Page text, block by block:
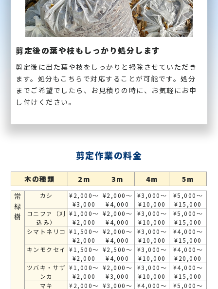
剪定後の葉や枝もしっかり処分します
剪定後に出た葉や枝をしっかりと掃除させていただき
ます。処分もこちらで対応することが可能です。処分
までご希望でしたら、お見積りの時に、お気軽にお申
し付けください。
剪定作業の料金
木の種類 2m 3m 4m
5m
常
緑
樹
カシ
¥2,000～
¥3,000
¥2,000～
¥4,000
¥3,000～
¥10,000
¥5,000～
¥15,000
コニファ（刈
込み）
¥1,000～
¥2,000
¥2,000～
¥4,000
¥3,000～
¥10,000
¥5,000～
¥15,000
シマトネリコ ¥1,500～
¥2,000
¥2,000～
¥4,000
¥3,000～
¥10,000
¥4,000～
¥15,000
キンモクセイ ¥1,500～
¥2,000
¥2,500～
¥4,000
¥3,000～
¥10,000
¥4,000～
¥20,000
ツバキ・サザ
ンカ
¥1,000～
¥2,000
¥2,000～
¥3,000
¥3,000～
¥10,000
¥4,000～
¥15,000
マキ
¥2,000～ ¥3,000～
¥4,000～
¥5,000～